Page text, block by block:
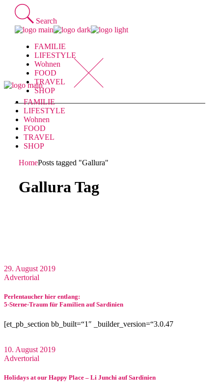
Skip
content
Search
FAMILIE
LIFESTYLE
Wohnen
FOOD
TRAVEL
SHOP
FAMILIE
LIFESTYLE
Wohnen
FOOD
TRAVEL
SHOP
HomePosts tagged "Gallura"
Gallura Tag
29. August 2019
Advertorial
Perlentaucher hier entlang:
5-Sterne-Traum für Familien auf Sardinien
[et_pb_section bb_built=“1″ _builder_version=“3.0.47
10. August 2019
Advertorial
Holidays at our Happy Place – Li Junchi auf Sardinien